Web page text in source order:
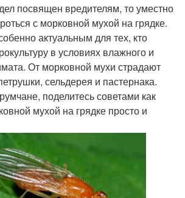
посвящен вредителям, то уместно
с морковной мухой на грядке.
актуальным для тех, кто
в условиях влажного и
От морковной мухи страдают
сельдерея и пастернака.
поделитесь советами как
мухой на грядке просто и